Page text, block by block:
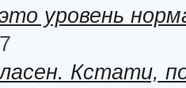
уровень
Кстати,